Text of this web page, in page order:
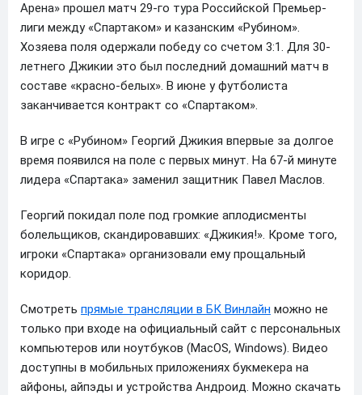
Арена» прошел матч 29-го тура Российской Премьер-
лиги между «Спартаком» и казанским «Рубином».
Хозяева поля одержали победу со счетом 3:1. Для 30-
летнего Джикии это был последний домашний матч в
составе «красно-белых». В июне у футболиста
заканчивается контракт со «Спартаком».
В игре с «Рубином» Георгий Джикия впервые за долгое
время появился на поле с первых минут. На 67-й минуте
лидера «Спартака» заменил защитник Павел Маслов.
Георгий покидал поле под громкие аплодисменты
болельщиков, скандировавших: «Джикия!». Кроме того,
игроки «Спартака» организовали ему прощальный
коридор.
Смотреть прямые трансляции в БК Винлайн можно не
только при входе на официальный сайт с персональных
компьютеров или ноутбуков (MacOS, Windows). Видео
доступны в мобильных приложениях букмекера на
айфоны, айпэды и устройства Андроид. Можно скачать